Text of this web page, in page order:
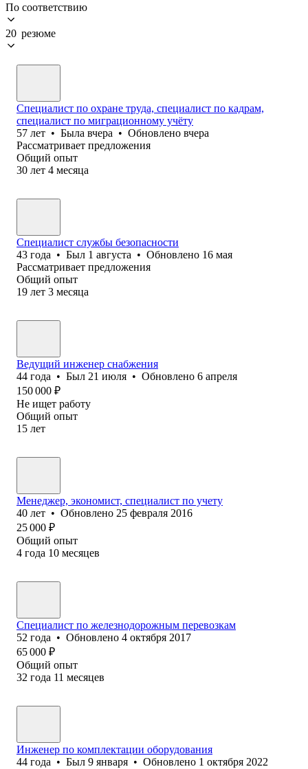
По соответствию
20 резюме
Специалист по охране труда, специалист по кадрам,
специалист по миграционному учёту
57 лет • Была вчера • Обновлено вчера
Рассматривает предложения
Общий опыт
30 лет 4 месяца
Специалист службы безопасности
43 года • Был 1 августа • Обновлено 16 мая
Рассматривает предложения
Общий опыт
19 лет 3 месяца
Ведущий инженер снабжения
44 года • Был 21 июля • Обновлено 6 апреля
150 000 ₽
Не ищет работу
Общий опыт
15 лет
Менеджер, экономист, специалист по учету
40 лет • Обновлено 25 февраля 2016
25 000 ₽
Общий опыт
4 года 10 месяцев
Специалист по железнодорожным перевозкам
52 года • Обновлено 4 октября 2017
65 000 ₽
Общий опыт
32 года 11 месяцев
Инженер по комплектации оборудования
44 года • Был 9 января • Обновлено 1 октября 2022